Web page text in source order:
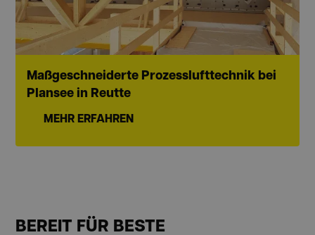
Maßgeschneiderte Prozesslufttechnik bei
Plansee in Reutte
MEHR ERFAHREN
BEREIT FÜR BESTE